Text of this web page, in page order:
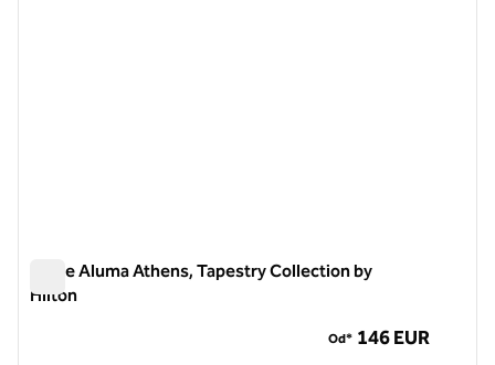
Anise Aluma Athens, Tapestry Collection by
Hilton
Od* 146 EUR